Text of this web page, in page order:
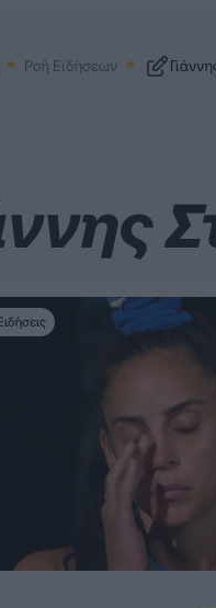
Ροή Ειδήσεων